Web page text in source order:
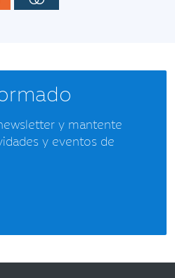
y mantente
y eventos de